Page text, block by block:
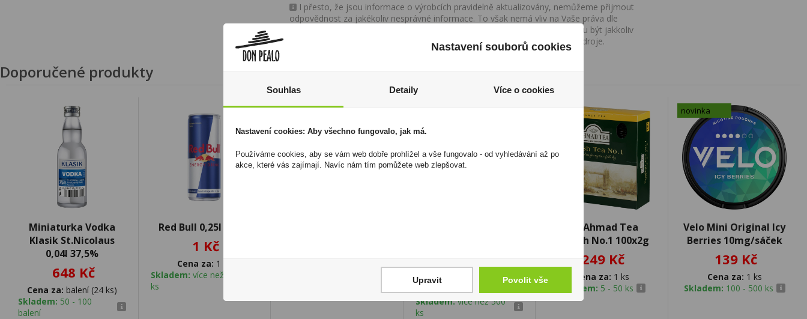
I přesto, že jsou informace o výrobcích pravidelně aktualizovány, nemůžeme přijmout
odpovědnost za jakékoliv nesprávné informace. To však nemá vliv na Vaše práva dle
zákona. Tyto informace jsou podávány pouze pro osobní použití a nemohou být jakkoliv
kopírovány bez předchozího souhlasu DonPealo ani bez řádného uvedení zdroje.
Doporučené produkty
Miniaturka Vodka
Klasik St.Nicolaus
0,04l 37,5%
648 Kč
Cena za: balení (24 ks)
Skladem: 50 - 100
balení
Red Bull 0,25l plech
1 Kč
Cena za: 1 ks
Skladem: více než 500
ks
16 Kč
Cena za:
Skladem:více než 500
ks
Čaj Ahmad Tea
English No.1 100x2g
249 Kč
Cena za: 1 ks
Skladem: 5 - 50 ks
novinka
Velo Mini Original Icy
Berries 10mg/sáček
139 Kč
Cena za: 1 ks
Skladem: 100 - 500 ks
Nastavení souborů cookies
Souhlas Detaily Více o cookies
Nastavení cookies: Aby všechno fungovalo, jak má.
Používáme cookies, aby se vám web dobře prohlížel a vše fungovalo - od vyhledávání až po
akce, které vás zajímají. Navíc nám tím pomůžete web zlepšovat.
Upravit Povolit vše